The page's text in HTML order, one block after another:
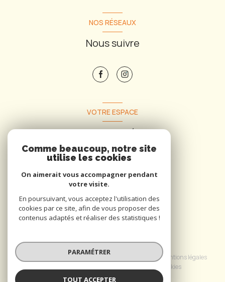
NOS RÉSEAUX
Nous suivre
VOTRE ESPACE
Espace propriétaire
© 2026 | Tous droits réservés
Nos honoraires
Nos partenaires
Mentions légales
Cookies
Comme beaucoup, notre site
utilise les cookies
On aimerait vous accompagner pendant
votre visite.
En poursuivant, vous acceptez l'utilisation des
cookies par ce site, afin de vous proposer des
contenus adaptés et réaliser des statistiques !
PARAMÉTRER
TOUT ACCEPTER